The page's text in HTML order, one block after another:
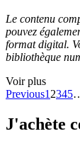
Le contenu
pouvez
format digital.
bibliothèque
Voir plus
Previous1 2345
J'achète